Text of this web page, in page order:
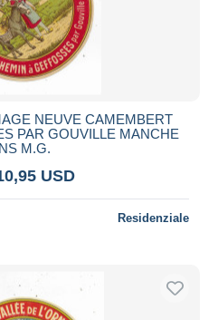
NEUVE CAMEMBERT
PAR GOUVILLE MANCHE
M.G.
USD
Residenziale